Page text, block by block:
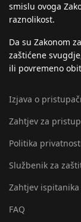
smislu ovoga
raznolikost.
Da su Zakonom
zaštićene
ili povremeno
Izjava o
Zahtjev za
Politika
Službenik za
Zahtjev ispitanika
FAQ